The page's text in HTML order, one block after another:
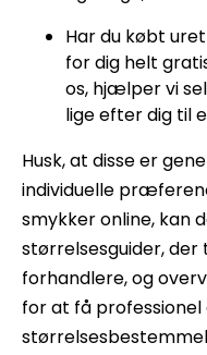
Har du købt
for dig helt
os, hjælper vi
lige efter dig til
Husk, at disse er
individuelle
smykker online,
størrelsesguider,
forhandlere, og
for at få